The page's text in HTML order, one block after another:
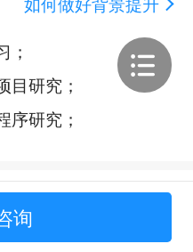
；
目研究；
序研究；
询